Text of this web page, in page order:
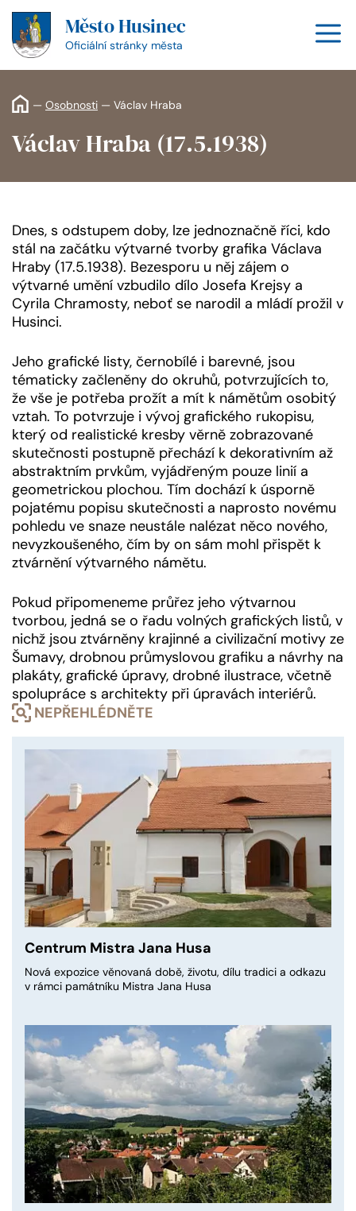
Přeskočit
obsah
Město Husinec
Oficiální stránky města
— Osobnosti — Václav Hraba
Václav Hraba (17.5.1938)
Dnes, s odstupem doby, lze jednoznačně říci, kdo
stál na začátku výtvarné tvorby grafika Václava
Hraby (17.5.1938). Bezesporu u něj zájem o
výtvarné umění vzbudilo dílo Josefa Krejsy a
Cyrila Chramosty, neboť se narodil a mládí prožil v
Husinci.
Jeho grafické listy, černobílé i barevné, jsou
tématicky začleněny do okruhů, potvrzujících to,
že vše je potřeba prožít a mít k námětům osobitý
vztah. To potvrzuje i vývoj grafického rukopisu,
který od realistické kresby věrně zobrazované
skutečnosti postupně přechází k dekorativním až
abstraktním prvkům, vyjádřeným pouze linií a
geometrickou plochou. Tím dochází k úsporně
pojatému popisu skutečnosti a naprosto novému
pohledu ve snaze neustále nalézat něco nového,
nevyzkoušeného, čím by on sám mohl přispět k
ztvárnění výtvarného námětu.
Pokud připomeneme průřez jeho výtvarnou
tvorbou, jedná se o řadu volných grafických listů, v
nichž jsou ztvárněny krajinné a civilizační motivy ze
Šumavy, drobnou průmyslovou grafiku a návrhy na
plakáty, grafické úpravy, drobné ilustrace, včetně
spolupráce s architekty při úpravách interiérů.
NEPŘEHLÉDNĚTE
Centrum Mistra Jana Husa
Nová expozice věnovaná době, životu, dílu tradici a odkazu
v rámci památníku Mistra Jana Husa